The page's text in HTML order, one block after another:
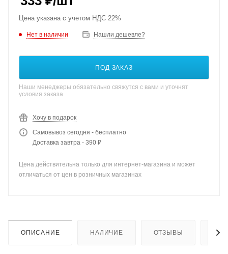
Цена указана с учетом НДС 22%
Нет в наличии Нашли дешевле?
ПОД ЗАКАЗ
Наши менеджеры обязательно свяжутся с вами и уточнят
условия заказа
Хочу в подарок
Самовывоз сегодня - бесплатно
Доставка завтра - 390 ₽
Цена действительна только для интернет-магазина и может
отличаться от цен в розничных магазинах
ОПИСАНИЕ НАЛИЧИЕ ОТЗЫВЫ